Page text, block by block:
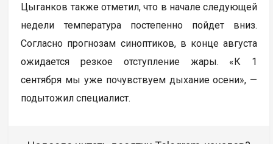
Цыганков также отметил, что в начале следующей
недели температура постепенно пойдет вниз.
Согласно прогнозам синоптиков, в конце августа
ожидается резкое отступление жары. «К 1
сентября мы уже почувствуем дыхание осени», —
подытожил специалист.